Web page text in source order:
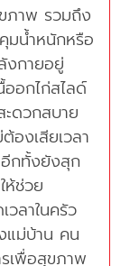
ภาพ รวมถึง
มน้ำหนักหรือ
งกายอยู่
ออกไก่สไลด์
ดวกสบาย
ต้องเสียเวลา
กทั้งยังสุก
ห้ช่วย
วลาในครัว
แม่บ้าน คน
เพื่อสุขภาพ